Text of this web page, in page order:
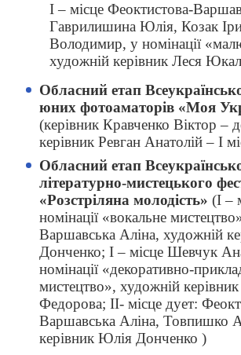
І – місце Феоктистова-
Гаврилишина Юлія, Козак
Володимир, у номінації
художній керівник Леся
Обласний етап
юних фотоаматорів «Моя
(керівник Кравченко Віктор –
керівник Ревган Анатолій – І
Обласний етап
літературно-мистецького
«Розстріляна молодість» (І –
номінації «вокальне
Варшавська Аліна, художній
Донченко; І – місце Шевчук
номінації «декоративно-
мистецтво», художній керівник
Федорова; ІІ- місце дует:
Варшавська Аліна, Товпишко
керівник Юлія Донченко )